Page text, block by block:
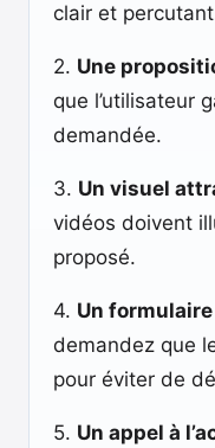
clair et
2. Une
que l’utilisateur
demandée.
3. Un visuel
vidéos doivent
proposé.
4. Un
demandez que
pour éviter de
5. Un appel à